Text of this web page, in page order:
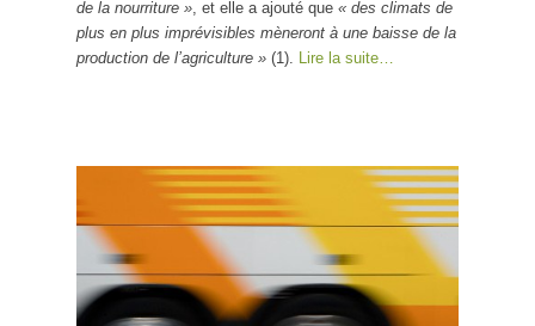
de la nourriture » , et elle a ajouté que « des climats de
plus en plus imprévisibles mèneront à une baisse de la
production de l’agriculture » (1). Lire la suite…